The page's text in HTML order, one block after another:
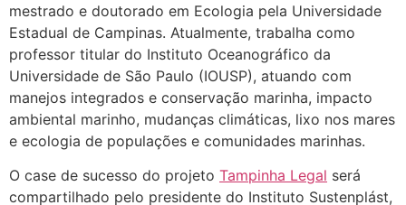
mestrado e doutorado em Ecologia pela Universidade
Estadual de Campinas. Atualmente, trabalha como
professor titular do Instituto Oceanográfico da
Universidade de São Paulo (IOUSP), atuando com
manejos integrados e conservação marinha, impacto
ambiental marinho, mudanças climáticas, lixo nos mares
e ecologia de populações e comunidades marinhas.
O case de sucesso do projeto Tampinha Legal será
compartilhado pelo presidente do Instituto Sustenplást,